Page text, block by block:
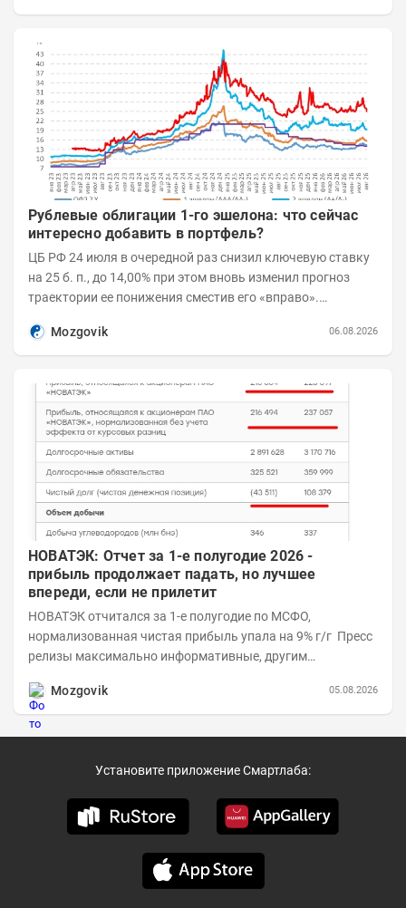
Рублевые облигации 1-го эшелона: что сейчас
интересно добавить в портфель?
ЦБ РФ 24 июля в очередной раз снизил ключевую ставку
на 25 б. п., до 14,00% при этом вновь изменил прогноз
траектории ее понижения сместив его «вправо».
Mozgovik
06.08.2026
НОВАТЭК: Отчет за 1-е полугодие 2026 -
прибыль продолжает падать, но лучшее
впереди, если не прилетит
НОВАТЭК отчитался за 1-е полугодие по МСФО,
нормализованная чистая прибыль упала на 9% г/г Пресс
релизы максимально информативные, другим
Mozgovik
05.08.2026
Установите приложение Смартлаба: